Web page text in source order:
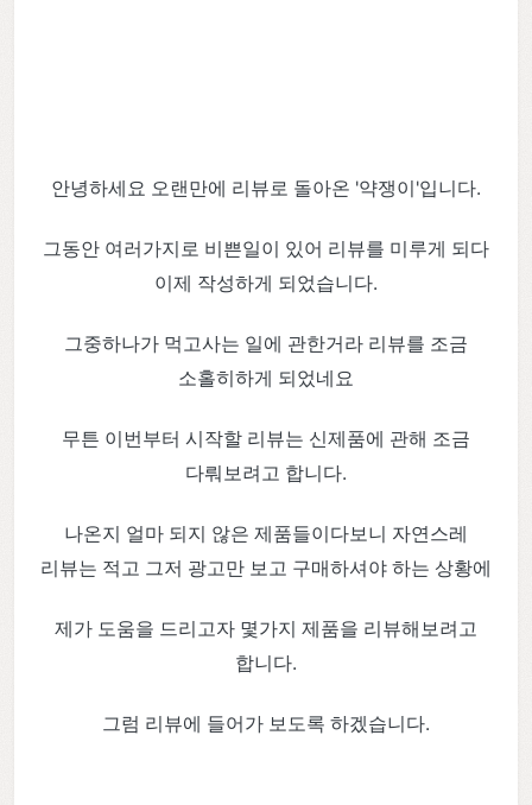
안녕하세요 오랜만에 리뷰로 돌아온 '약쟁이'입니다.
그동안 여러가지로 비쁜일이 있어 리뷰를 미루게 되다
이제 작성하게 되었습니다.
그중하나가 먹고사는 일에 관한거라 리뷰를 조금
소홀히하게 되었네요
무튼 이번부터 시작할 리뷰는 신제품에 관해 조금
다뤄보려고 합니다.
나온지 얼마 되지 않은 제품들이다보니 자연스레
리뷰는 적고 그저 광고만 보고 구매하셔야 하는 상황에
제가 도움을 드리고자 몇가지 제품을 리뷰해보려고
합니다.
그럼 리뷰에 들어가 보도록 하겠습니다.